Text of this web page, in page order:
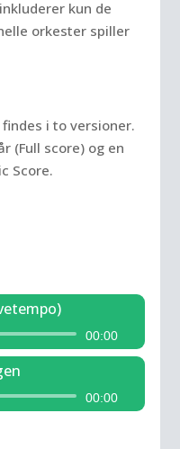
kun de
orkester spiller
i to versioner.
(Full score) og en
Score.
00:00
00:00